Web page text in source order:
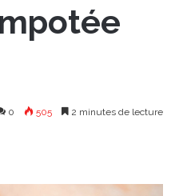
0 505 2 minutes de lecture